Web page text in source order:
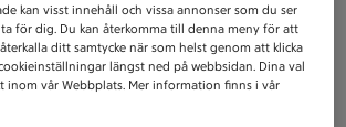
kan visst innehåll och vissa annonser som du ser
för dig. Du kan återkomma till denna meny för att
ditt samtycke när som helst genom att klicka
längst ned på webbsidan. Dina val
inom vår Webbplats. Mer information finns i vår